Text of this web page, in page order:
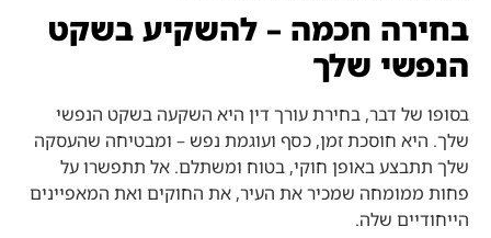
בחירה חכמה – להשקיע בשקט
הנפשי שלך
בסופו של דבר, בחירת עורך דין היא השקעה בשקט הנפשי
שלך. היא חוסכת זמן, כסף ועוגמת נפש – ומבטיחה שהעסקה
שלך תתבצע באופן חוקי, בטוח ומשתלם. אל תתפשרו על
פחות ממומחה שמכיר את העיר, את החוקים ואת המאפיינים
הייחודיים שלה.